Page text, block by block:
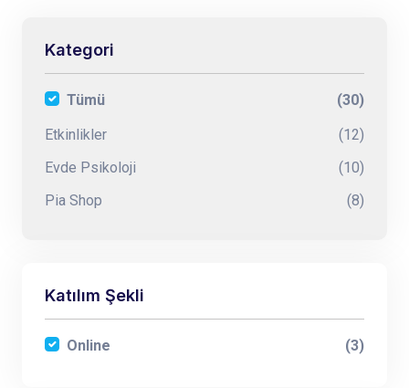
Kategori
Tümü
(30)
Etkinlikler
(12)
Evde Psikoloji
(10)
Pia Shop
(8)
Katılım Şekli
Online (3)